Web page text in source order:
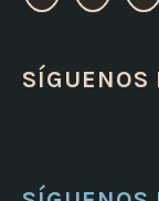
V
p
e
e
V
e
V
e
SÍGUENOS